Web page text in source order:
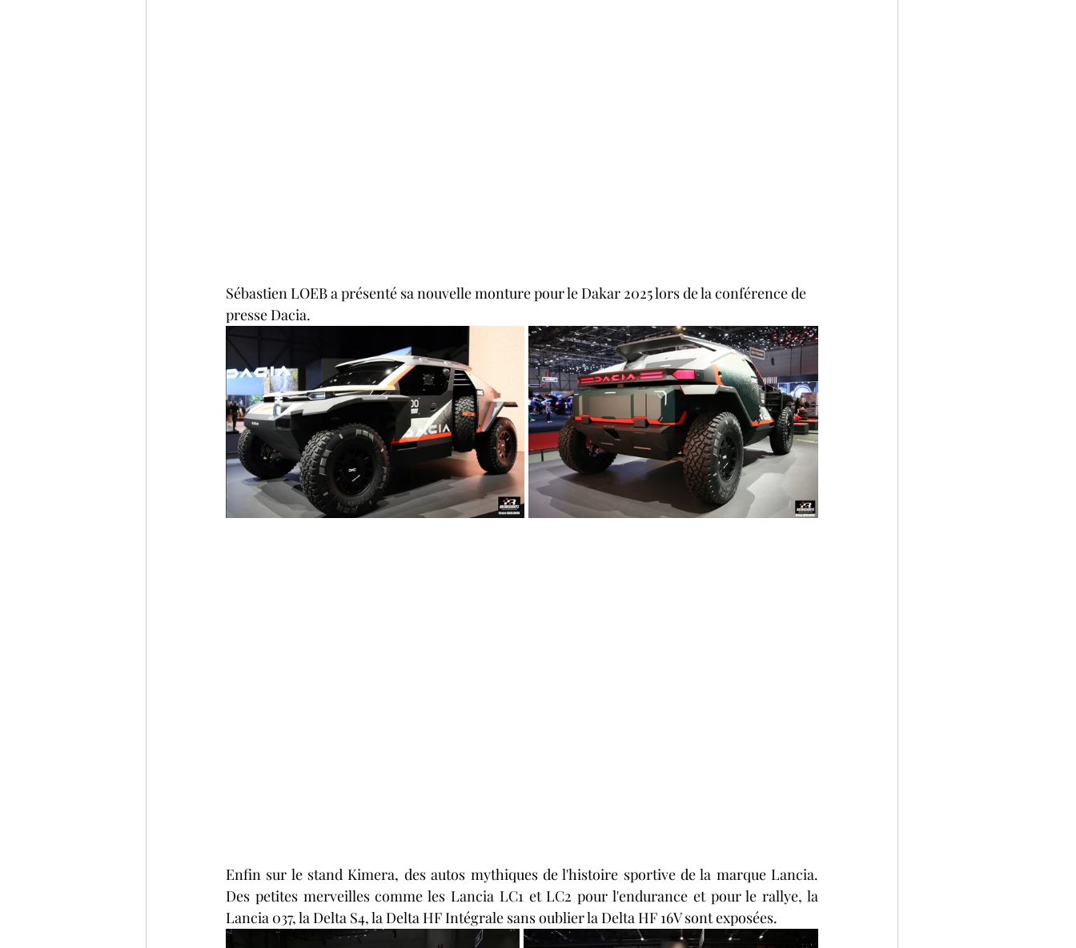
Sébastien LOEB a présenté sa nouvelle monture pour le Dakar 2025 lors de la conférence de
presse Dacia.
Enfin sur le stand Kimera, des autos mythiques de l'histoire sportive de la marque Lancia.
Des petites merveilles comme les Lancia LC1 et LC2 pour l'endurance et pour le rallye, la
Lancia 037, la Delta S4, la Delta HF Intégrale sans oublier la Delta HF 16V sont exposées.